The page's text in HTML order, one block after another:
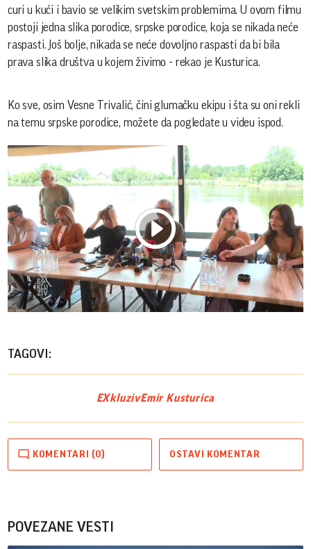
curi u kući i bavio se velikim svetskim problemima. U ovom filmu
postoji jedna slika porodice, srpske porodice, koja se nikada neće
raspasti. Još bolje, nikada se neće dovoljno raspasti da bi bila
prava slika društva u kojem živimo - rekao je Kusturica.
Ko sve, osim Vesne Trivalić, čini glumačku ekipu i šta su oni rekli
na temu srpske porodice, možete da pogledate u videu ispod.
Play
TAGOVI:
EXkluzivEmir Kusturica
KOMENTARI (0) OSTAVI KOMENTAR
POVEZANE VESTI